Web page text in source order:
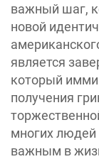
важный шаг,
новой
является
который
получения
многих людей
важным в